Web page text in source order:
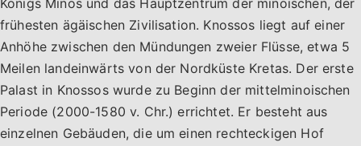
Königs Minos und das Hauptzentrum der minoischen, der
frühesten ägäischen Zivilisation. Knossos liegt auf einer
Anhöhe zwischen den Mündungen zweier Flüsse, etwa 5
Meilen landeinwärts von der Nordküste Kretas. Der erste
Palast in Knossos wurde zu Beginn der mittelminoischen
Periode (2000-1580 v. Chr.) errichtet. Er besteht aus
einzelnen Gebäuden, die um einen rechteckigen Hof